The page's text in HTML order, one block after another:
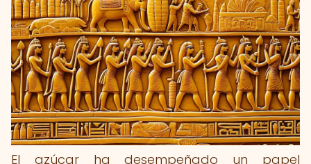
El azúcar ha desempeñado un papel